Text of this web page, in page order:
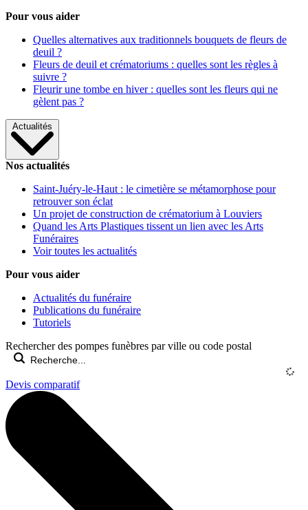
Pour vous aider
Quelles alternatives aux traditionnels bouquets de fleurs de
deuil ?
Fleurs de deuil et crématoriums : quelles sont les règles à
suivre ?
Fleurir une tombe en hiver : quelles sont les fleurs qui ne
gèlent pas ?
Actualités
Nos actualités
Saint-Juéry-le-Haut : le cimetière se métamorphose pour
retrouver son éclat
Un projet de construction de crématorium à Louviers
Quand les Arts Plastiques tissent un lien avec les Arts
Funéraires
Voir toutes les actualités
Pour vous aider
Actualités du funéraire
Publications du funéraire
Tutoriels
Rechercher des pompes funèbres par ville ou code postal
Devis comparatif